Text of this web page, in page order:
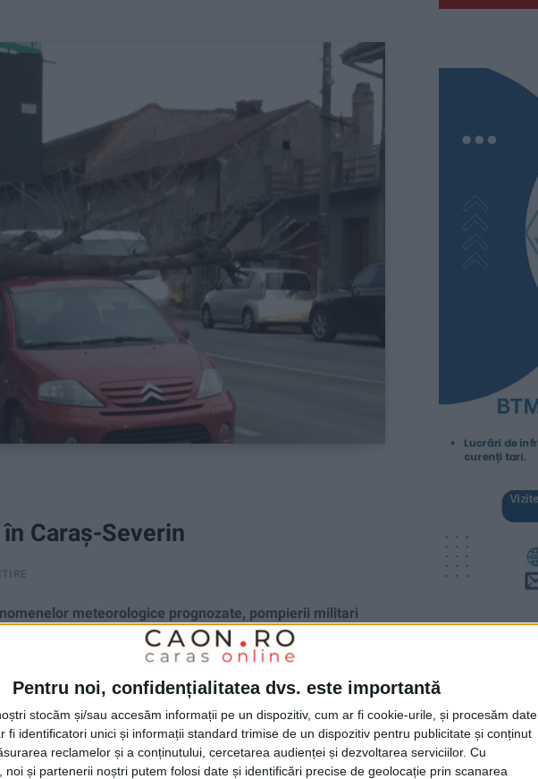
Pentru noi, confidențialitatea dvs. este importantă
stocăm și/sau accesăm informații pe un dispozitiv, cum ar fi cookie-urile, și procesăm date
fi identificatori unici și informații standard trimise de un dispozitiv pentru publicitate și conținut
reclamelor și a conținutului, cercetarea audienței și dezvoltarea serviciilor. Cu
noi și partenerii noștri putem folosi date și identificări precise de geolocație prin scanarea
Caraș-Severin
meteorologice prognozate, pompierii militari
îndepărtarea a 6 acoperișuri de bloc doborâte de
Republicii, Sportului, Petru Maior, Tușnad și 2 în
Liliacului!